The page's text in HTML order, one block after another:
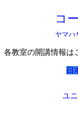
コ
ヤマハ
各教室の開講情報は
日
ユ